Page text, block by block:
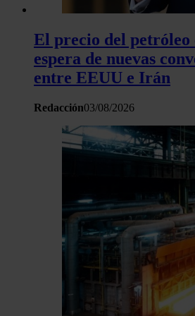
El precio del petróleo
espera de nuevas
entre EEUU e Irán
Redacción03/08/2026